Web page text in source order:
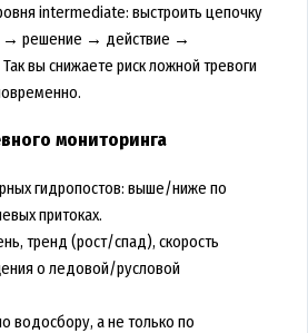
intermediate: выстроить цепочку
→ решение → действие →
вы снижаете риск ложной тревоги
мониторинга
гидропостов: выше/ниже по
притоках.
тренд (рост/спад), скорость
о ледовой/русловой
водосбору, а не только по